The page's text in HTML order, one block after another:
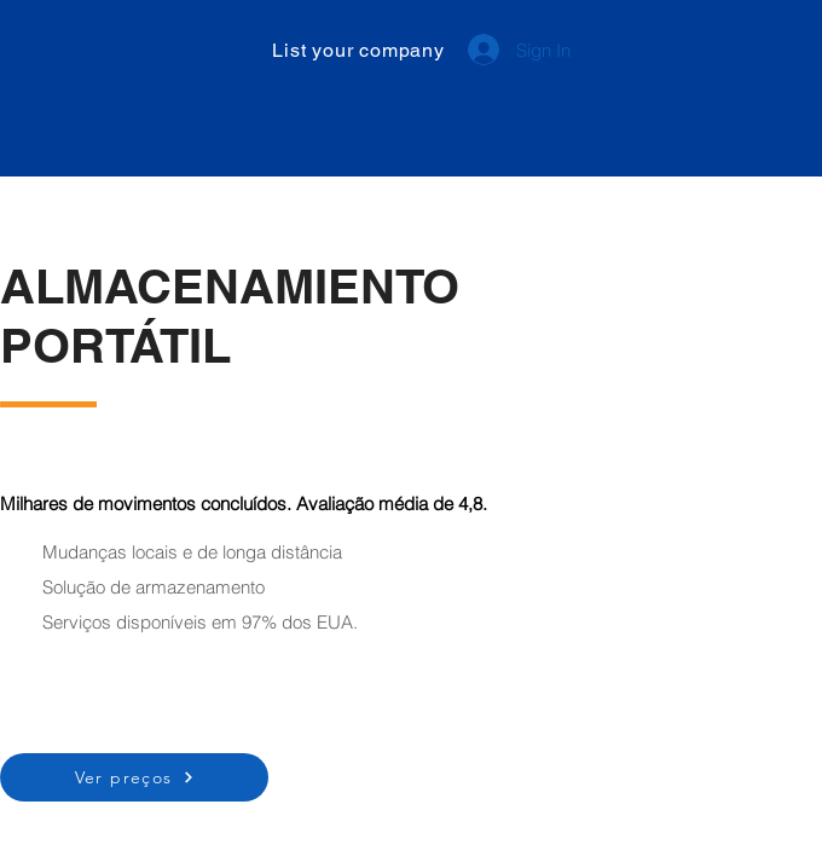
List your company Sign In
ALMACENAMIENTO
PORTÁTIL
Milhares de movimentos concluídos. Avaliação média de 4,8.
Mudanças locais e de longa distância
Solução de armazenamento
Serviços disponíveis em 97% dos EUA.
Ver preços